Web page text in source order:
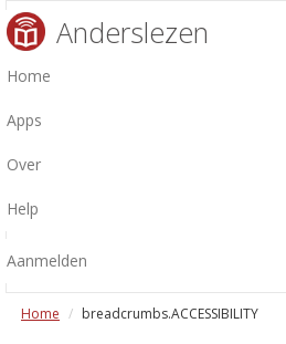
Anderslezen
Home
Apps
Over
Help
Aanmelden
Home breadcrumbs.ACCESSIBILITY